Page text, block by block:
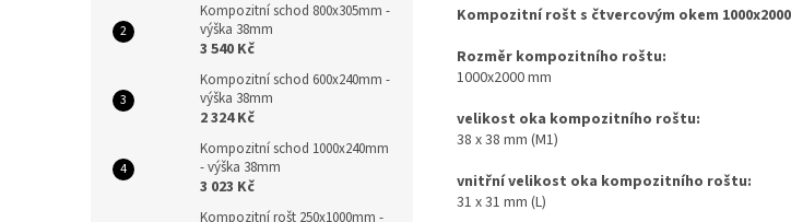
Kompozitní schod 800x305mm -
výška 38mm
3 540 Kč
Kompozitní schod 600x240mm -
výška 38mm
2 324 Kč
Kompozitní schod 1000x240mm
- výška 38mm
3 023 Kč
Kompozitní rošt 250x1000mm -
Kompozitní rošt s čtvercovým okem
Rozměr kompozitního roštu:
1000x2000 mm
velikost oka kompozitního roštu:
38 x 38 mm (M1)
vnitřní velikost oka kompozitního roštu:
31 x 31 mm (L)